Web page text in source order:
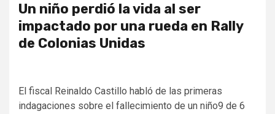
Un niño perdió la vida al ser
impactado por una rueda en Rally
de Colonias Unidas
El fiscal Reinaldo Castillo habló de las primeras
indagaciones sobre el fallecimiento de un niño9 de 6